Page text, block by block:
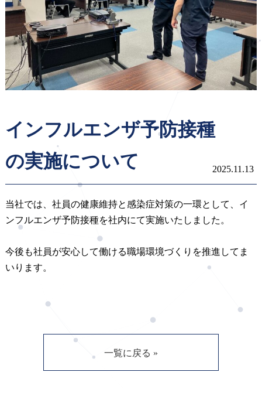
インフルエンザ予防接種
の実施について
2025.11.13
当社では、社員の健康維持と感染症対策の一環として、イ
ンフルエンザ予防接種を社内にて実施いたしました。
今後も社員が安心して働ける職場環境づくりを推進してま
いります。
一覧に戻る »